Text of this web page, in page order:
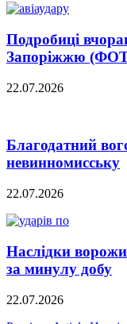
Подробиці
Запоріжжю
22.07.2026
Благодатний
невинномисську
22.07.2026
Наслідки
за минулу добу
22.07.2026